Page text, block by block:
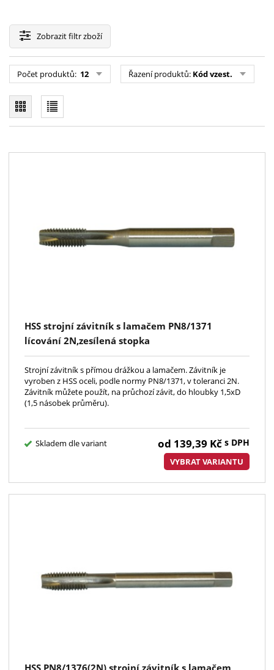
Zobrazitfiltr zboží
Počet produktů: 12 Řazení produktů: Kód vzest.
HSS strojní závitník s lamačem PN8/1371
lícování 2N,zesílená stopka
Strojní závitník s přímou drážkou a lamačem. Závitník je
vyroben z HSS oceli, podle normy PN8/1371, v toleranci 2N.
Závitník můžete použít, na průchozí závit, do hloubky 1,5xD
(1,5 násobek průměru).
Skladem dle variant od 139,39 Kč s DPH
VYBRAT VARIANTU
HSS PN8/1376(2N) strojní závitník s lamačem